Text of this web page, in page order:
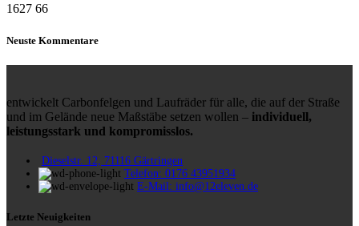
1627 66
Neuste Kommentare
entwickelt Carbonfelgen und Laufräder für alle, die auf der Straße
und im Gelände neue Maßstäbe setzen wollen – individuell,
leistungsstark und kompromisslos.
Dieselstr. 12, 71116 Gärtringen
Telefon: 0176 43951934
E-Mail: info@12eleven.de
Letzte Neuigkeiten